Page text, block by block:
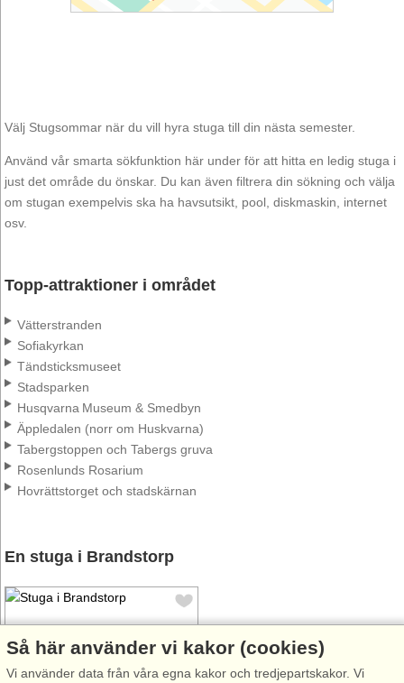
Välj Stugsommar när du vill hyra stuga till din nästa semester.
Använd vår smarta sökfunktion här under för att hitta en ledig stuga i
just det område du önskar. Du kan även filtrera din sökning och välja
om stugan exempelvis ska ha havsutsikt, pool, diskmaskin, internet
osv.
Topp-attraktioner i området
Vätterstranden
Sofiakyrkan
Tändsticksmuseet
Stadsparken
Husqvarna Museum & Smedbyn
Äppledalen (norr om Huskvarna)
Tabergstoppen och Tabergs gruva
Rosenlunds Rosarium
Hovrättstorget och stadskärnan
En stuga i Brandstorp
Så här använder vi kakor (cookies)
Vi använder data från våra egna kakor och tredjepartskakor. Vi